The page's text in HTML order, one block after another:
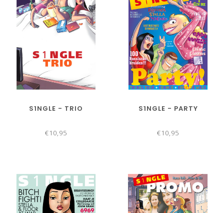
S1NGLE - TRIO
€10,95
S1NGLE - PARTY
€10,95